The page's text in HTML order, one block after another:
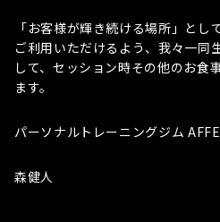
「お客様が輝き続ける場所」とし
ご利用いただけるよう、我々一同
して、セッション時その他のお食
ます。
パーソナルトレーニングジム
森健人